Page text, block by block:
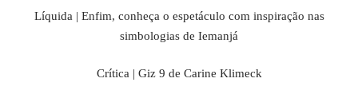
Líquida | Enfim, conheça o espetáculo com inspiração nas
simbologias de Iemanjá
Crítica | Giz 9 de Carine Klimeck